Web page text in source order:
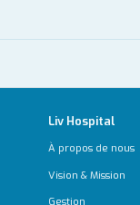
Liv Hospital
À propos de nous
Vision & Mission
Gestion